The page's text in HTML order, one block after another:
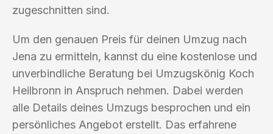
zugeschnitten sind.
Um den genauen Preis für deinen Umzug nach
Jena zu ermitteln, kannst du eine kostenlose und
unverbindliche Beratung bei Umzugskönig Koch
Heilbronn in Anspruch nehmen. Dabei werden
alle Details deines Umzugs besprochen und ein
persönliches Angebot erstellt. Das erfahrene